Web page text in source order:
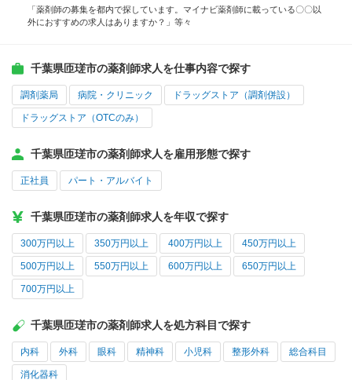
「薬剤師の募集を都内で探しています。マイナビ薬剤師に載っている〇〇以
外におすすめの求人はありますか？」等々
千葉県匝瑳市の薬剤師求人を仕事内容で探す
調剤薬局 病院・クリニック ドラッグストア（調剤併設）
ドラッグストア（OTCのみ）
千葉県匝瑳市の薬剤師求人を雇用形態で探す
正社員 パート・アルバイト
千葉県匝瑳市の薬剤師求人を年収で探す
300万円以上 350万円以上 400万円以上 450万円以上
500万円以上 550万円以上 600万円以上 650万円以上
700万円以上
千葉県匝瑳市の薬剤師求人を処方科目で探す
内科 外科 眼科 精神科 小児科 整形外科 総合科目
消化器科